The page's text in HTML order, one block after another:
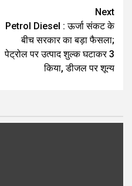
Next
Petrol Diesel : ऊर्जा संकट के
बीच सरकार का बड़ा फैसला;
पेट्रोल पर उत्पाद शुल्क घटाकर 3
किया, डीजल पर शून्य